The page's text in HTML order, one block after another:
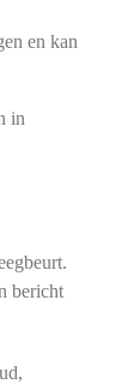
en kan
in
bericht